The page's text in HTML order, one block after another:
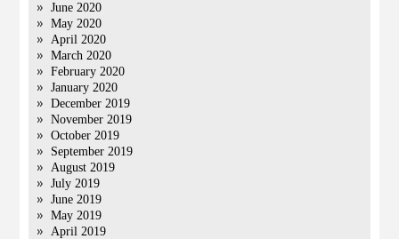
June 2020
May 2020
April 2020
March 2020
February 2020
January 2020
December 2019
November 2019
October 2019
September 2019
August 2019
July 2019
June 2019
May 2019
April 2019